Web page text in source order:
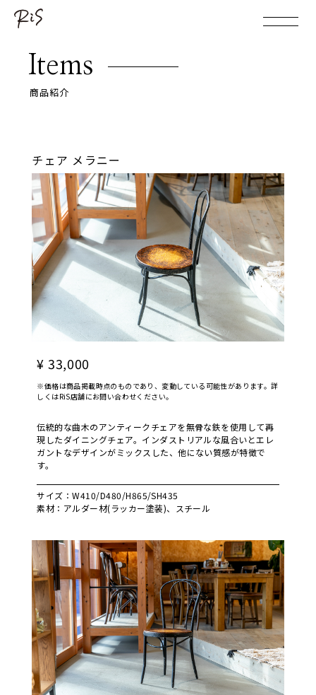
Items
商品紹介
チェア メラニー
¥ 33,000
※価格は商品掲載時点のものであり、変動している可能性があります。詳
しくはRiS店舗にお問い合わせください。
伝統的な曲木のアンティークチェアを無骨な鉄を使用して再
現したダイニングチェア。インダストリアルな風合いとエレ
ガントなデザインがミックスした、他にない質感が特徴で
す。
サイズ：W410/D480/H865/SH435
素材：アルダー材(ラッカー塗装)、スチール